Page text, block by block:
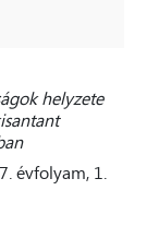
helyzete
évfolyam, 1.